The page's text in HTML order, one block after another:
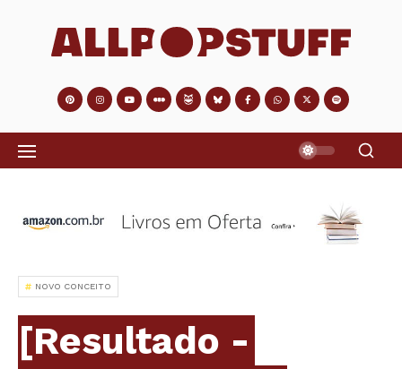
NOVO CONCEITO
[Resultado -